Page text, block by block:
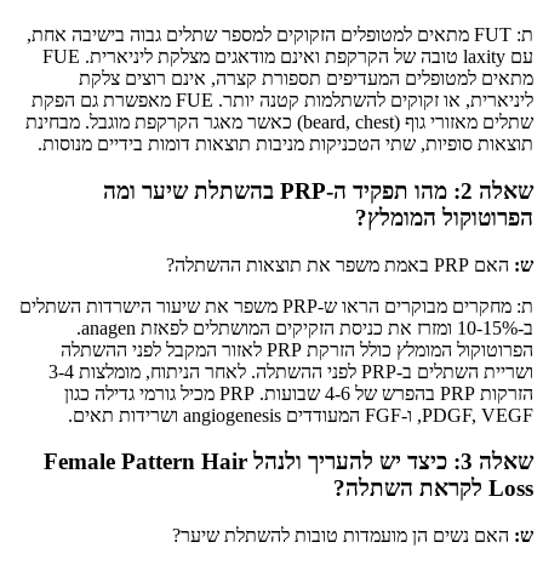
ת: FUT מתאים למטופלים הזקוקים למספר שתלים גבוה בישיבה אחת,
עם laxity טובה של הקרקפת ואינם מודאגים מצלקת ליניארית. FUE
מתאים למטופלים המעדיפים תספורת קצרה, אינם רוצים צלקת
ליניארית, או זקוקים להשתלמות קטנה יותר. FUE מאפשרת גם הפקת
שתלים מאזורי גוף (beard, chest) כאשר מאגר הקרקפת מוגבל. מבחינת
תוצאות סופיות, שתי הטכניקות מניבות תוצאות דומות בידיים מנוסות.
שאלה 2: מהו תפקיד ה-PRP בהשתלת שיער ומה
הפרוטוקול המומלץ?
ש: האם PRP באמת משפר את תוצאות ההשתלה?
ת: מחקרים מבוקרים הראו ש-PRP משפר את שיעור הישרדות השתלים
ב-10-15% ומזרז את כניסת הזקיקים המושתלים לפאזת anagen.
הפרוטוקול המומלץ כולל הזרקת PRP לאזור המקבל לפני ההשתלה
ושריית השתלים ב-PRP לפני ההשתלה. לאחר הניתוח, מומלצות 3-4
הזרקות PRP בהפרש של 4-6 שבועות. PRP מכיל גורמי גדילה כגון
PDGF, VEGF, ו-FGF המעודדים angiogenesis ושרידות תאים.
שאלה 3: כיצד יש להעריך ולנהל Female Pattern Hair
Loss לקראת השתלה?
ש: האם נשים הן מועמדות טובות להשתלת שיער?